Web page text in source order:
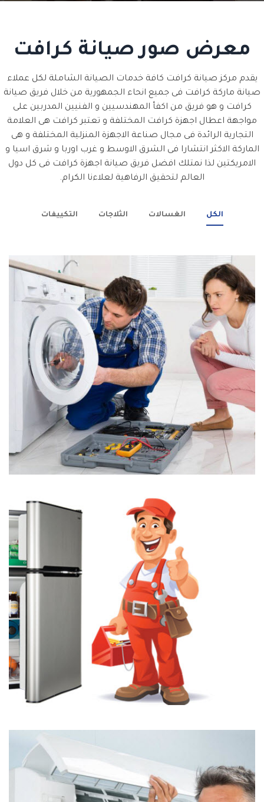
معرض صور صيانة كرافت
يقدم مركز صيانة كرافت كافة خدمات الصيانة الشاملة لكل عملاء
صيانة ماركة كرافت فى جميع انحاء الجمهورية من خلال فريق صيانة
كرافت و هو فريق من اكفأ المهندسيين و الفنيين المدربين على
مواجهة اعطال اجهزة كرافت المختلفة و تعتبر كرافت هى العلامة
التجارية الرائدة فى مجال صناعة الاجهزة المنزلية المختلفة و هى
الماركة الاكثر انتشارا فى الشرق الاوسط و غرب اوربا و شرق اسيا و
الامريكتين لذا نمتلك افضل فريق صيانة اجهزة كرافت فى كل دول
العالم لتحقيق الرفاهية لعلاءنا الكرام.
الكل الغسالات الثلاجات التكييفات